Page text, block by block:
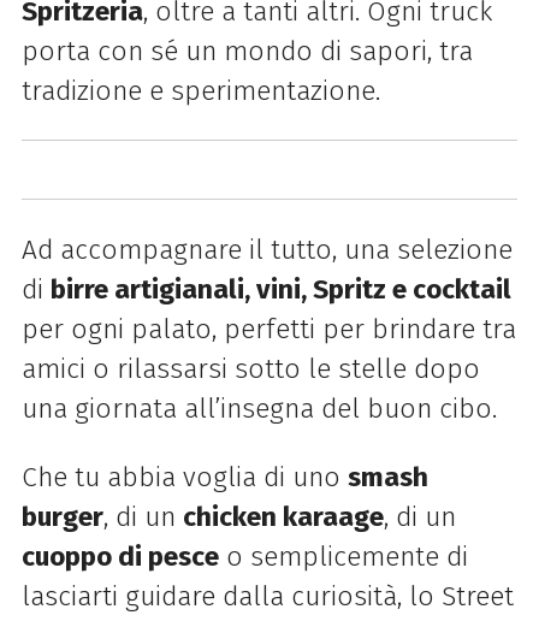
Spritzeria, oltre a tanti altri. Ogni truck
porta con sé un mondo di sapori, tra
tradizione e sperimentazione.
Ad accompagnare il tutto, una selezione
di birre artigianali, vini, Spritz e cocktail
per ogni palato, perfetti per brindare tra
amici o rilassarsi sotto le stelle dopo
una giornata all’insegna del buon cibo.
Che tu abbia voglia di uno smash
burger, di un chicken karaage, di un
cuoppo di pesceo semplicemente di
lasciarti guidare dalla curiosità, lo Street